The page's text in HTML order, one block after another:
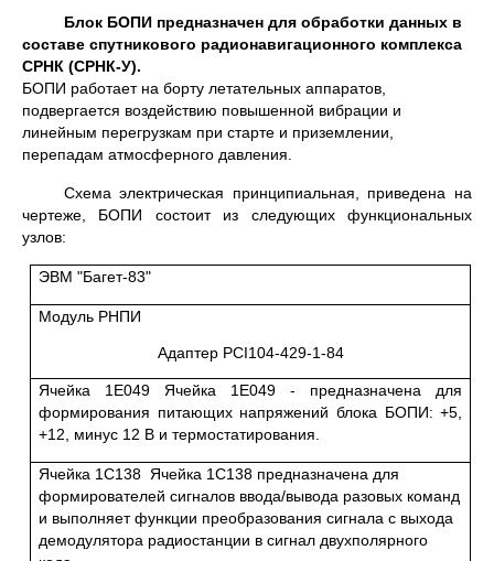
Блок БОПИ предназначен для обработки данных в
составе спутникового радионавигационного комплекса
СРНК (СРНК-У).
БОПИ работает на борту летательных аппаратов,
подвергается воздействию повышенной вибрации и
линейным перегрузкам при старте и приземлении,
перепадам атмосферного давления.
Схема электрическая принципиальная, приведена на
чертеже, БОПИ состоит из следующих функциональных
узлов:
ЭВМ "Багет-83"
Модуль РНПИ
Адаптер PCI104-429-1-84
Ячейка 1Е049 Ячейка 1Е049 - предназначена для
формирования питающих напряжений блока БОПИ: +5,
+12, минус 12 В и термостатирования.
Ячейка 1С138 Ячейка 1С138 предназначена для
формирователей сигналов ввода/вывода разовых команд
и выполняет функции преобразования сигнала с выхода
демодулятора радиостанции в сигнал двухполярного